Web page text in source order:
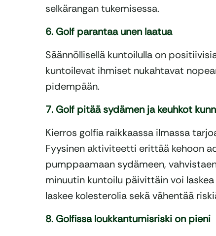
selkärangan tukemisessa.
6. Golf parantaa unen laatua
Säännöllisellä kuntoilulla on
kuntoilevat ihmiset nukahtavat
pidempään.
7. Golf pitää sydämen ja keuhkot
Kierros golfia raikkaassa ilmassa
Fyysinen aktiviteetti erittää kehoon
pumppaamaan sydämeen,
minuutin kuntoilu päivittäin voi
laskee kolesterolia sekä vähentää
8. Golfissa loukkantumisriski on pieni